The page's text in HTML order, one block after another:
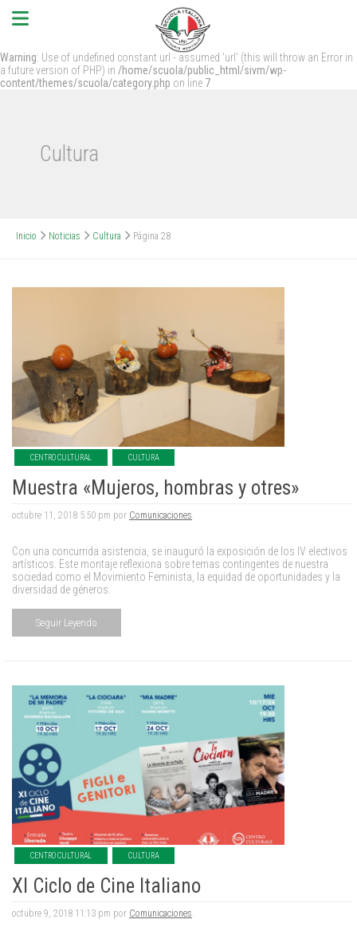
Warning: Use of undefined constant url - assumed 'url' (this will throw an Error in
a future version of PHP) in /home/scuola/public_html/sivm/wp-
content/themes/scuola/category.php on line 7
Cultura
Inicio Noticias Cultura Página 28
CENTRO CULTURAL CULTURA
Muestra «Mujeros, hombras y otres»
octubre 11, 2018 5:50 pm por Comunicaciones.
Con una concurrida asistencia, se inauguró la exposición de los IV electivos
artísticos. Este montaje reflexiona sobre temas contingentes de nuestra
sociedad como el Movimiento Feminista, la equidad de oportunidades y la
diversidad de géneros.
Seguir Leyendo
CENTRO CULTURAL CULTURA
XI Ciclo de Cine Italiano
octubre 9, 2018 11:13 pm por Comunicaciones.